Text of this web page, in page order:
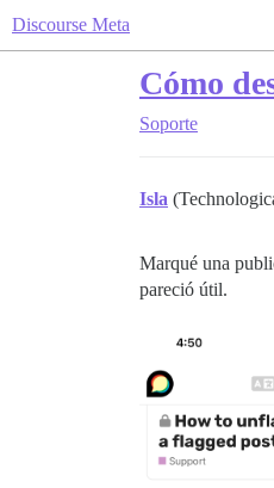
Discourse Meta
Cómo
Soporte
Isla
Marqué una
pareció útil.